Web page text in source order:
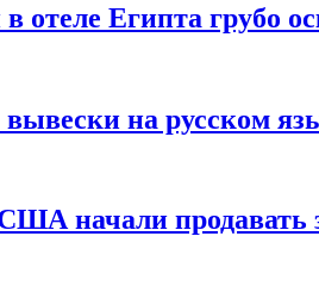
отеле Египта грубо
на русском
начали продавать